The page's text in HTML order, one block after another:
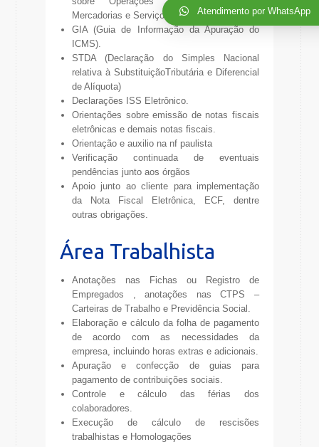
Mercadorias e Serviços)
GIA (Guia de Informação da Apuração do
ICMS).
STDA (Declaração do Simples Nacional
relativa à SubstituiçãoTributária e Diferencial
de Alíquota)
Declarações ISS Eletrônico.
Orientações sobre emissão de notas fiscais
eletrônicas e demais notas fiscais.
Orientação e auxilio na nf paulista
Verificação continuada de eventuais
pendências junto aos órgãos
Apoio junto ao cliente para implementação
da Nota Fiscal Eletrônica, ECF, dentre
outras obrigações.
Área Trabalhista
Anotações nas Fichas ou Registro de
Empregados , anotações nas CTPS –
Carteiras de Trabalho e Previdência Social.
Elaboração e cálculo da folha de pagamento
de acordo com as necessidades da
empresa, incluindo horas extras e adicionais.
Apuração e confecção de guias para
pagamento de contribuições sociais.
Controle e cálculo das férias dos
colaboradores.
Execução de cálculo de rescisões
trabalhistas e Homologações
Atendimento por WhatsApp